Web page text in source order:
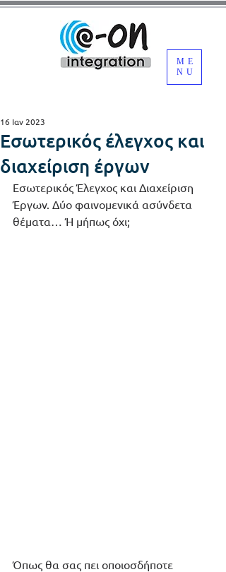
ME
NU
Εσωτερικός έλεγχος και
διαχείριση έργων
16 Ιαν 2023
Εσωτερικός Έλεγχος και Διαχείριση
Έργων. Δύο φαινομενικά ασύνδετα
θέματα… Ή μήπως όχι;
Όπως θα σας πει οποιοσδήποτε